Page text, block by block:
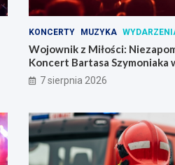
KONCERTY MUZYKA
Wojownik z Miłości:
Koncert Bartasa Szymoniaka
Skrzynki
7 sierpnia 2026